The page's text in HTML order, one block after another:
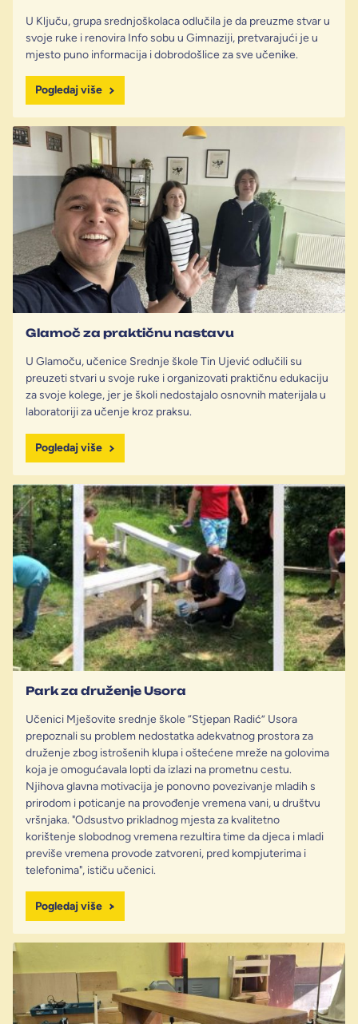
U Ključu, grupa srednjoškolaca odlučila je da preuzme stvar u
svoje ruke i renovira Info sobu u Gimnaziji, pretvarajući je u
mjesto puno informacija i dobrodošlice za sve učenike.
Pogledaj više
Glamoč za praktičnu nastavu
U Glamoču, učenice Srednje škole Tin Ujević odlučili su
preuzeti stvari u svoje ruke i organizovati praktičnu edukaciju
za svoje kolege, jer je školi nedostajalo osnovnih materijala u
laboratoriji za učenje kroz praksu.
Pogledaj više
Park za druženje Usora
Učenici Mješovite srednje škole “Stjepan Radić” Usora
prepoznali su problem nedostatka adekvatnog prostora za
druženje zbog istrošenih klupa i oštećene mreže na golovima
koja je omogućavala lopti da izlazi na prometnu cestu.
Njihova glavna motivacija je ponovno povezivanje mladih s
prirodom i poticanje na provođenje vremena vani, u društvu
vršnjaka. "Odsustvo prikladnog mjesta za kvalitetno
korištenje slobodnog vremena rezultira time da djeca i mladi
previše vremena provode zatvoreni, pred kompjuterima i
telefonima", ističu učenici.
Pogledaj više